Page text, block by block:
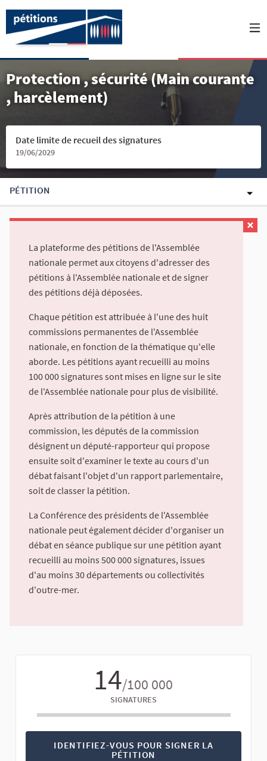
Protection , sécurité (Main courante
, harcèlement)
Date limite de recueil des signatures
19/06/2029
PÉTITION
La plateforme des pétitions de l'Assemblée
nationale permet aux citoyens d'adresser des
pétitions à l'Assemblée nationale et de signer
des pétitions déjà déposées.
Chaque pétition est attribuée à l'une des huit
commissions permanentes de l'Assemblée
nationale, en fonction de la thématique qu'elle
aborde. Les pétitions ayant recueilli au moins
100 000 signatures sont mises en ligne sur le site
de l'Assemblée nationale pour plus de visibilité.
Après attribution de la pétition à une
commission, les députés de la commission
désignent un député-rapporteur qui propose
ensuite soit d'examiner le texte au cours d'un
débat faisant l'objet d'un rapport parlementaire,
soit de classer la pétition.
La Conférence des présidents de l'Assemblée
nationale peut également décider d'organiser un
débat en séance publique sur une pétition ayant
recueilli au moins 500 000 signatures, issues
d'au moins 30 départements ou collectivités
d'outre-mer.
14/100 000
SIGNATURES
IDENTIFIEZ-VOUS POUR SIGNER LA
PÉTITION